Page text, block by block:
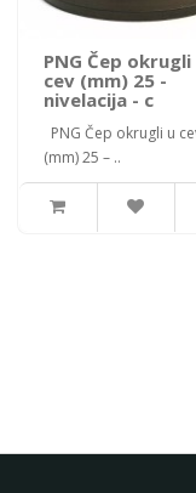
PNG Čep okrugli
cev (mm) 25 -
nivelacija - c
PNG Čep okrugli u
(mm) 25 – ..